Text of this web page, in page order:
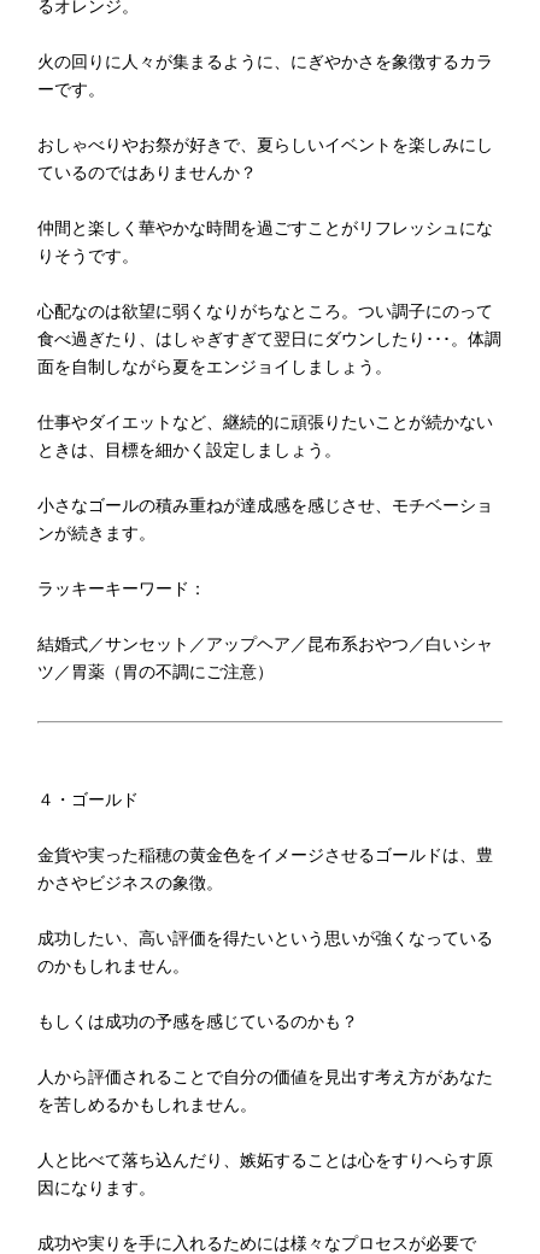
るオレンジ。
火の回りに人々が集まるように、にぎやかさを象徴するカラ
ーです。
おしゃべりやお祭が好きで、夏らしいイベントを楽しみにし
ているのではありませんか？
仲間と楽しく華やかな時間を過ごすことがリフレッシュにな
りそうです。
心配なのは欲望に弱くなりがちなところ。つい調子にのって
食べ過ぎたり、はしゃぎすぎて翌日にダウンしたり･･･。体調
面を自制しながら夏をエンジョイしましょう。
仕事やダイエットなど、継続的に頑張りたいことが続かない
ときは、目標を細かく設定しましょう。
小さなゴールの積み重ねが達成感を感じさせ、モチベーショ
ンが続きます。
ラッキーキーワード：
結婚式／サンセット／アップヘア／昆布系おやつ／白いシャ
ツ／胃薬（胃の不調にご注意）
４・ゴールド
金貨や実った稲穂の黄金色をイメージさせるゴールドは、豊
かさやビジネスの象徴。
成功したい、高い評価を得たいという思いが強くなっている
のかもしれません。
もしくは成功の予感を感じているのかも？
人から評価されることで自分の価値を見出す考え方があなた
を苦しめるかもしれません。
人と比べて落ち込んだり、嫉妬することは心をすりへらす原
因になります。
成功や実りを手に入れるためには様々なプロセスが必要で